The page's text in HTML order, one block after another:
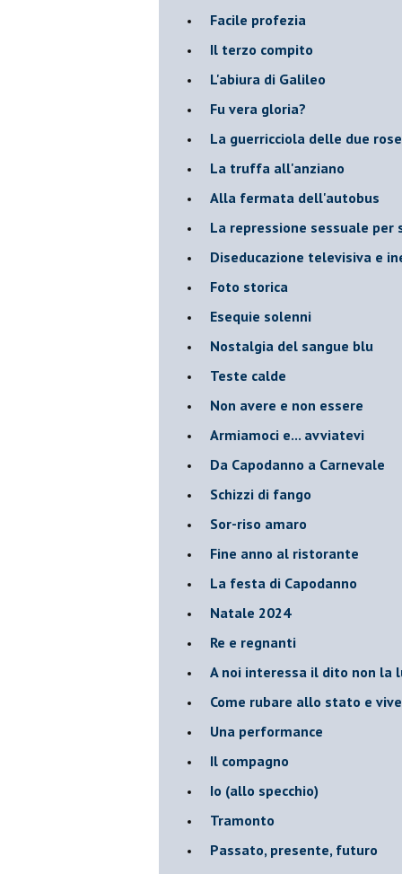
Facile profezia
Il terzo compito
L'abiura di Galileo
Fu vera gloria?
La guerricciola delle due rose
La truffa all'anziano
Alla fermata dell'autobus
La repressione sessuale per
Diseducazione televisiva e
Foto storica
Esequie solenni
Nostalgia del sangue blu
Teste calde
Non avere e non essere
Armiamoci e... avviatevi
Da Capodanno a Carnevale
Schizzi di fango
Sor-riso amaro
Fine anno al ristorante
La festa di Capodanno
Natale 2024
Re e regnanti
A noi interessa il dito non la
Come rubare allo stato e
Una performance
Il compagno
​Io (allo specchio)
Tramonto
Passato, presente, futuro